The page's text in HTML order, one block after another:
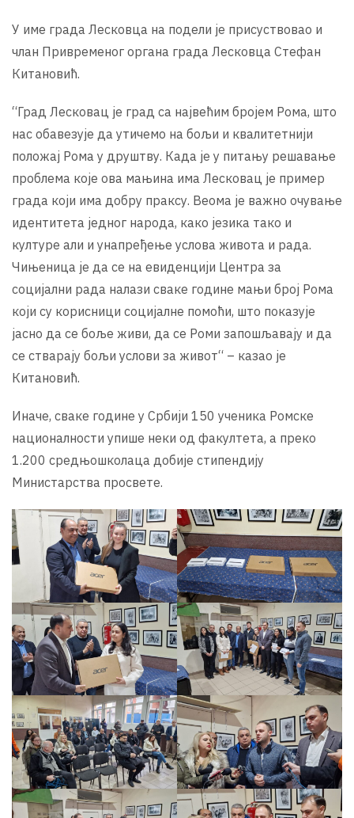
У име града Лесковца на подели је присуствовао и
члан Привременог органа града Лесковца Стефан
Китановић.
“Град Лесковац је град са највећим бројем Рома, што
нас обавезује да утичемо на бољи и квалитетнији
положај Рома у друштву. Када је у питању решавање
проблема које ова мањина има Лесковац је пример
града који има добру праксу. Веома је важно очување
идентитета једног народа, како језика тако и
културе али и унапређење услова живота и рада.
Чињеница је да се на евиденцији Центра за
социјални рада налази сваке године мањи број Рома
који су корисници социјалне помоћи, што показује
јасно да се боље живи, да се Роми запошљавају и да
се стварају бољи услови за живот“ – казао је
Китановић.
Иначе, сваке године у Србији 150 ученика Ромске
националности упише неки од факултета, а преко
1.200 средњошколаца добије стипендију
Министарства просвете.